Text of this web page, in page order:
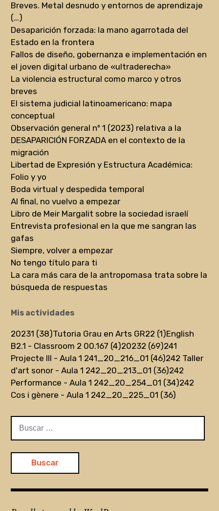
Breves. Metal desnudo y entornos de aprendizaje
(…)
Desaparición forzada: la mano agarrotada del
Estado en la frontera
Fallos de diseño, gobernanza e implementación en
el joven digital urbano de «ultraderecha»
La violencia estructural como marco y otros
breves
El sistema judicial latinoamericano: mapa
conceptual
Observación general nº 1 (2023) relativa a la
DESAPARICIÓN FORZADA en el contexto de la
migración
Libertad de Expresión y Estructura Académica:
Folio y yo
Boda virtual y despedida temporal
Al final, no vuelvo a empezar
Libro de Meir Margalit sobre la sociedad israelí
Entrevista profesional en la que me sangran las
gafas
Siempre, volver a empezar
No tengo título para ti
La cara más cara de la antropomasa trata sobre la
búsqueda de respuestas
Mis actividades
20231 (38)Tutoria Grau en Arts GR22 (1)English
B2.1 - Classroom 2 00.167 (4)20232 (69)241
Projecte III - Aula 1 241_20_216_01 (46)242 Taller
d'art sonor - Aula 1 242_20_213_01 (36)242
Performance - Aula 1 242_20_254_01 (34)242
Cos i gènere - Aula 1 242_20_225_01 (36)